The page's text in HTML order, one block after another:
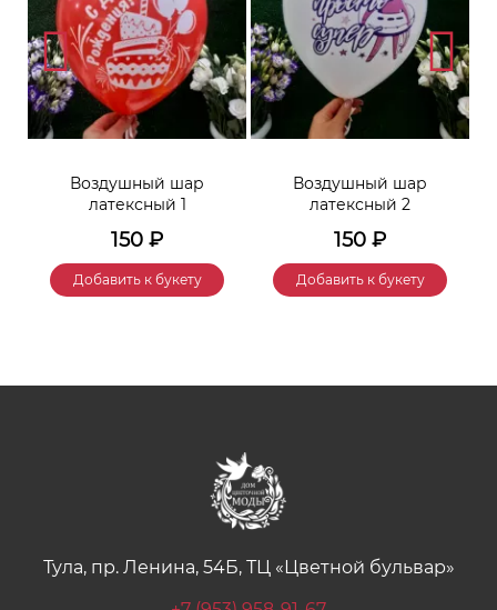
Воздушный шар
латексный 1
150 ₽
Добавить к букету
Воздушный шар
латексный 2
150 ₽
Добавить к букету
Тула, пр. Ленина, 54Б, ТЦ «Цветной бульвар»